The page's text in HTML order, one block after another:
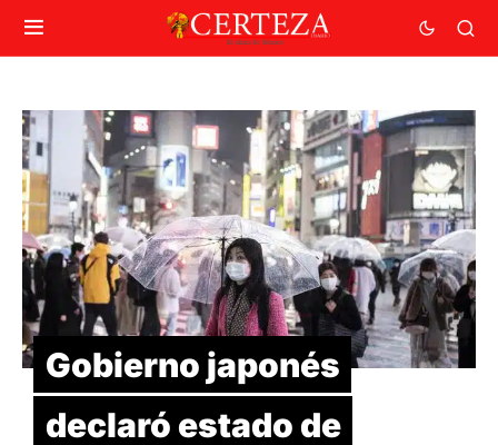
Gobierno japonés
declaró estado de